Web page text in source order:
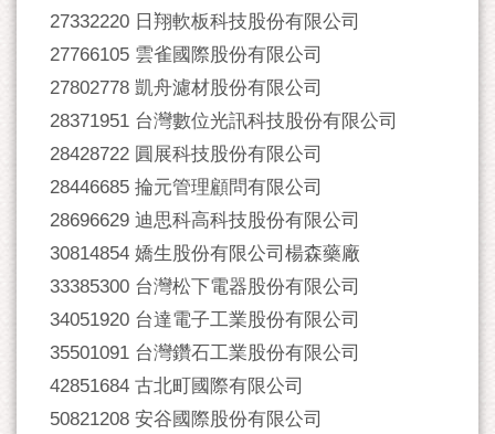
27332220 日翔軟板科技股份有限公司
27766105 雲雀國際股份有限公司
27802778 凱舟濾材股份有限公司
28371951 台灣數位光訊科技股份有限公司
28428722 圓展科技股份有限公司
28446685 掄元管理顧問有限公司
28696629 迪思科高科技股份有限公司
30814854 嬌生股份有限公司楊森藥廠
33385300 台灣松下電器股份有限公司
34051920 台達電子工業股份有限公司
35501091 台灣鑽石工業股份有限公司
42851684 古北町國際有限公司
50821208 安谷國際股份有限公司